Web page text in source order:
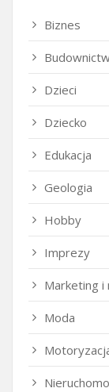
Biznes
Dzieci
Dziecko
Edukacja
Geologia
Hobby
Imprezy
Marketing i
Moda